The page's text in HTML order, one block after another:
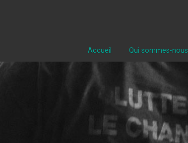
Accueil Qui sommes-nous